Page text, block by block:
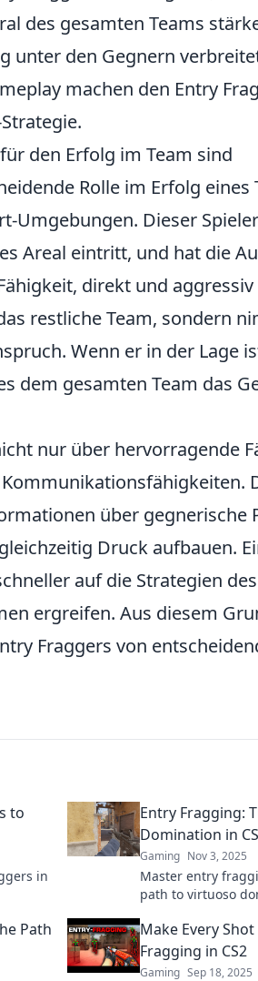
des gesamten Teams
unter den Gegnern
machen den Entry
den Erfolg im Team sind
Rolle im Erfolg eines
Umgebungen. Dieser
Areal eintritt, und hat die
direkt und
restliche Team, sondern
Wenn er in der Lage
dem gesamten Team das
nur über hervorragende
über gegnerische
Druck aufbauen.
auf die Strategien
ergreifen. Aus diesem
Fraggers von
to
in
Entry Fragging:
Domination in
Gaming Nov 3, 2025
Master entry
path to virtuoso
Path
Make Every
Fragging in CS2
Gaming Sep 18, 2025